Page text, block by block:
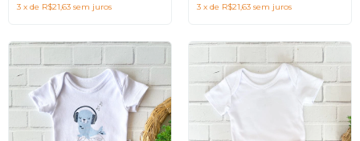
3 x de R$21,63 sem juros 3 x de R$21,63 sem juros